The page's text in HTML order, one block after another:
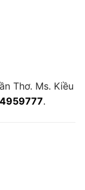
Thơ. Ms. Kiều
.